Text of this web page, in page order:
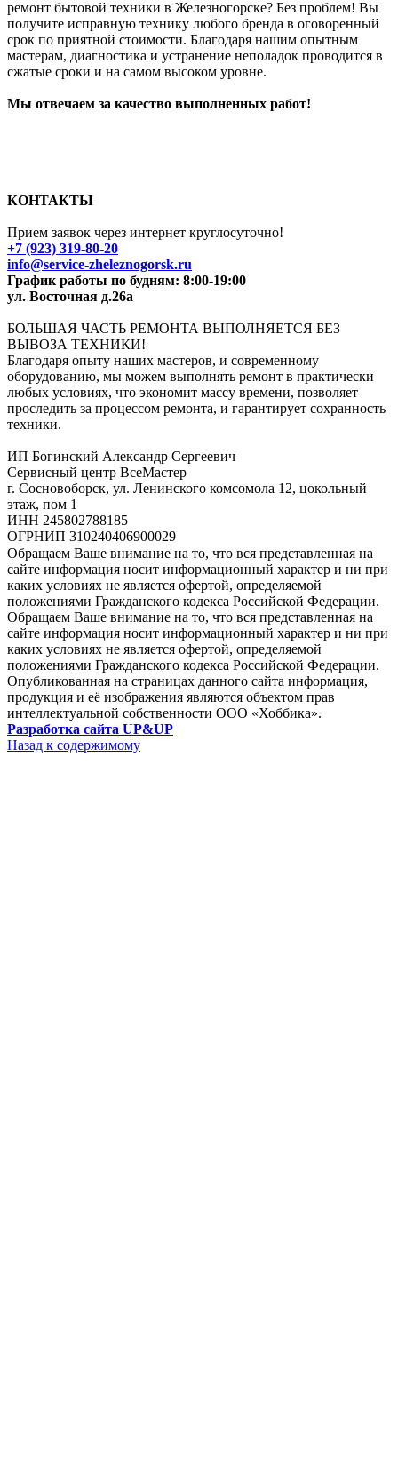
ремонт бытовой техники в Железногорске? Без проблем! Вы
получите исправную технику любого бренда в оговоренный
срок по приятной стоимости. Благодаря нашим опытным
мастерам, диагностика и устранение неполадок проводится в
сжатые сроки и на самом высоком уровне.
Мы отвечаем за качество выполненных работ!
КОНТАКТЫ
Прием заявок через интернет круглосуточно!
+7 (923) 319-80-20
info@service-zheleznogorsk.ru
График работы по будням: 8:00-19:00
ул. Восточная д.26а
БОЛЬШАЯ ЧАСТЬ РЕМОНТА ВЫПОЛНЯЕТСЯ БЕЗ
ВЫВОЗА ТЕХНИКИ!
Благодаря опыту наших мастеров, и современному
оборудованию, мы можем выполнять ремонт в практически
любых условиях, что экономит массу времени, позволяет
проследить за процессом ремонта, и гарантирует сохранность
техники.
ИП Богинский Александр Сергеевич
Сервисный центр ВсеМастер
г. Сосновоборск, ул. Ленинского комсомола 12, цокольный
этаж, пом 1
ИНН 245802788185
ОГРНИП 310240406900029
Обращаем Ваше внимание на то, что вся представленная на
сайте информация носит информационный характер и ни при
каких условиях не является офертой, определяемой
положениями Гражданского кодекса Российской Федерации.
Обращаем Ваше внимание на то, что вся представленная на
сайте информация носит информационный характер и ни при
каких условиях не является офертой, определяемой
положениями Гражданского кодекса Российской Федерации.
Опубликованная на страницах данного сайта информация,
продукция и её изображения являются объектом прав
интеллектуальной собственности ООО «Хоббика».
Разработка сайта UP&UP
Назад к содержимому